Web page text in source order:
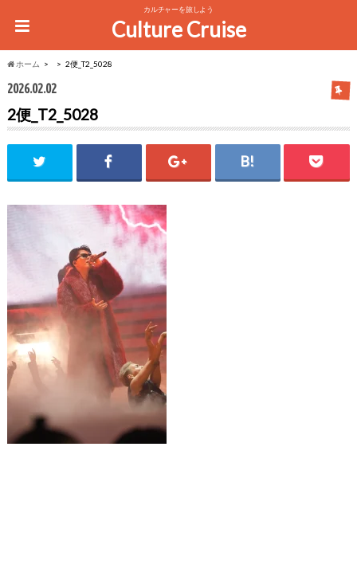
カルチャーを旅しよう
Culture Cruise
ホーム 2便_T2_5028
2026.02.02
2便_T2_5028